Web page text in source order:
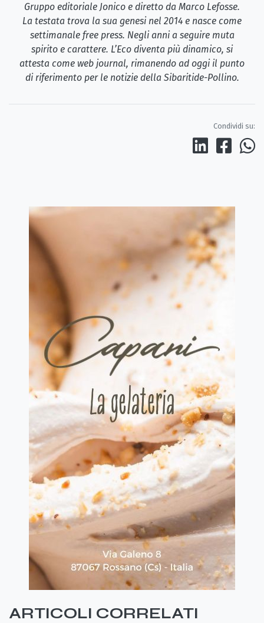
Gruppo editoriale Jonico e diretto da Marco Lefosse.
La testata trova la sua genesi nel 2014 e nasce come
settimanale free press. Negli anni a seguire muta
spirito e carattere. L’Eco diventa più dinamico, si
attesta come web journal, rimanendo ad oggi il punto
di riferimento per le notizie della Sibaritide-Pollino.
Condividi su:
ARTICOLI CORRELATI